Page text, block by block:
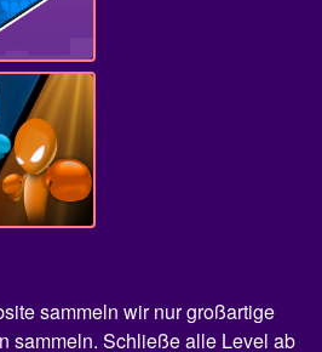
sammeln wir nur großartige
sammeln. Schließe alle Level ab